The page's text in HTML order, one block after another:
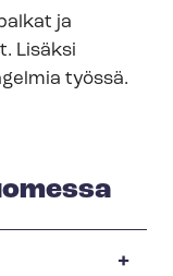
ja
Lisäksi
työssä.